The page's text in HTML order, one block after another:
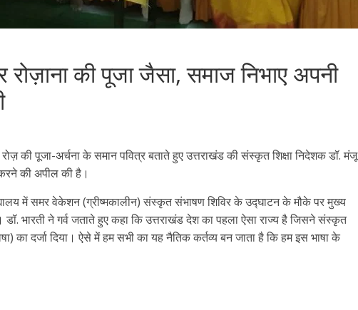
की पूजा जैसा, समाज निभाए अपनी
की पूजा-अर्चना के समान पवित्र बताते हुए उत्तराखंड की संस्कृत शिक्षा निदेशक डॉ. मंजू
की अपील की है।
में समर वेकेशन (ग्रीष्मकालीन) संस्कृत संभाषण शिविर के उद्घाटन के मौके पर मुख्य
भारती ने गर्व जताते हुए कहा कि उत्तराखंड देश का पहला ऐसा राज्य है जिसने संस्कृत
का दर्जा दिया। ऐसे में हम सभी का यह नैतिक कर्तव्य बन जाता है कि हम इस भाषा के